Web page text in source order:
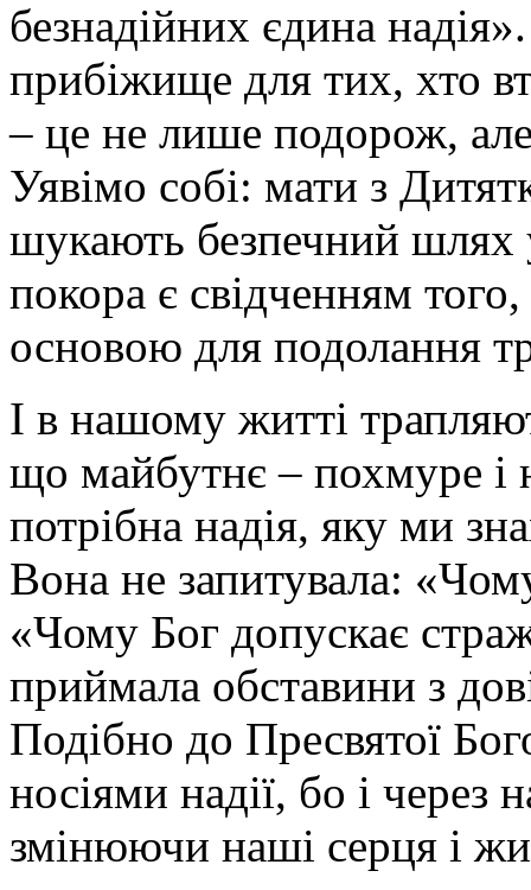
безнадійних єдина
прибіжище для тих, хто
– це не лише подорож,
Уявімо собі: мати з
шукають безпечний шлях
покора є свідченням
основою для подолання
І в нашому житті
що майбутнє – похмуре і
потрібна надія, яку ми
Вона не запитувала:
«Чому Бог допускає
приймала обставини з
Подібно до Пресвятої
носіями надії, бо і через
змінюючи наші серця і